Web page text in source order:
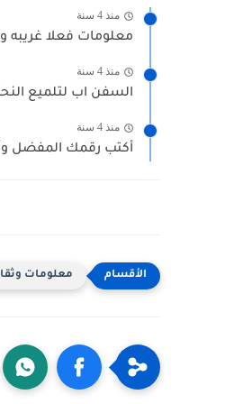
منذ 4 سنة
معلومات فعلا غريبه
منذ 4 سنة
السفن اب لتلميع
منذ 4 سنة
أكتب رقمك المفضل
معلومات